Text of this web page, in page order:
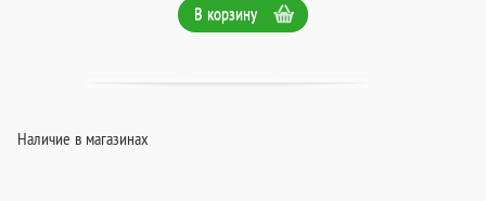
В корзину
Наличие в магазинах